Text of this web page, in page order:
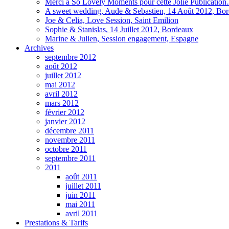
A sweet wedding, Aude & Sebastien, 14 Août 2012,
Joe & Celia, Love Session, Saint Emilion
Sophie & Stanislas, 14 Juillet 2012, Bordeaux
Marine & Julien, Session engagement, Espagne
Archives
septembre 2012
août 2012
juillet 2012
mai 2012
avril 2012
mars 2012
février 2012
janvier 2012
décembre 2011
novembre 2011
octobre 2011
septembre 2011
2011
août 2011
juillet 2011
juin 2011
mai 2011
avril 2011
Prestations & Tarifs